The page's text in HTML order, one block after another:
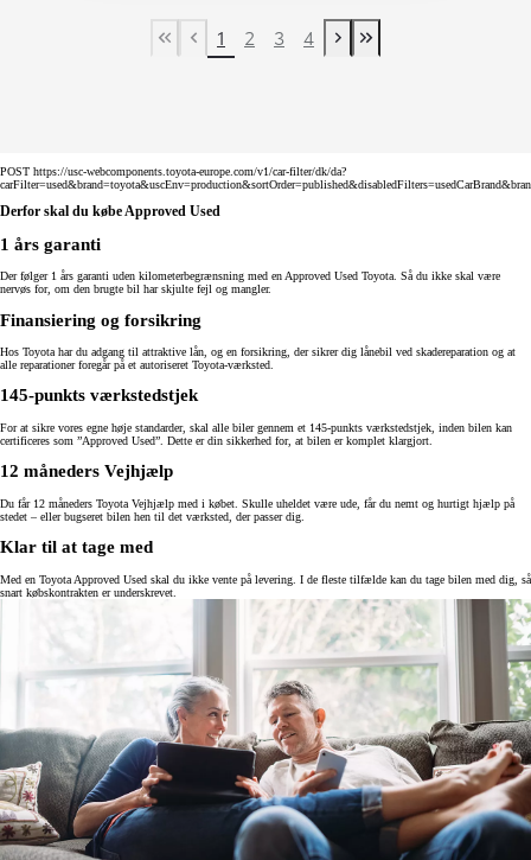
First Page
Tidligere side
1 2 3 4
Næste side
Last Page
POST https://usc-webcomponents.toyota-europe.com/v1/car-filter/dk/da?
Derfor skal du købe Approved Used
1 års garanti
Der følger 1 års garanti uden kilometerbegrænsning med en Approved Used Toyota. Så du ikke skal være
nervøs for, om den brugte bil har skjulte fejl og mangler.
Finansiering og forsikring
Hos Toyota har du adgang til attraktive lån, og en forsikring, der sikrer dig lånebil ved skadereparation og at
alle reparationer foregår på et autoriseret Toyota-værksted.
145-punkts værkstedstjek
For at sikre vores egne høje standarder, skal alle biler gennem et 145-punkts værkstedstjek, inden bilen kan
certificeres som ”Approved Used”. Dette er din sikkerhed for, at bilen er komplet klargjort.
12 måneders Vejhjælp
Du får 12 måneders Toyota Vejhjælp med i købet. Skulle uheldet være ude, får du nemt og hurtigt hjælp på
stedet – eller bugseret bilen hen til det værksted, der passer dig.
Klar til at tage med
Med en Toyota Approved Used skal du ikke vente på levering. I de fleste tilfælde kan du tage bilen med dig, så
snart købskontrakten er underskrevet.